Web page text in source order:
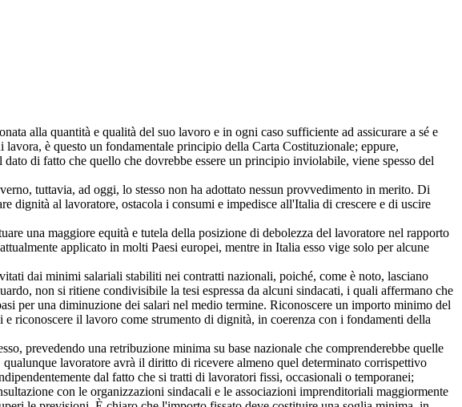
quantità e qualità del suo lavoro e in ogni caso sufficiente ad assicurare a sé e
è questo un fondamentale principio della Carta Costituzionale; eppure,
di fatto che quello che dovrebbe essere un principio inviolabile, viene spesso del
tuttavia, ad oggi, lo stesso non ha adottato nessun provvedimento in merito. Di
dignità al lavoratore, ostacola i consumi e impedisce all'Italia di crescere e di uscire
maggiore equità e tutela della posizione di debolezza del lavoratore nel rapporto
applicato in molti Paesi europei, mentre in Italia esso vige solo per alcune
dai minimi salariali stabiliti nei contratti nazionali, poiché, come è noto, lasciano
non si ritiene condivisibile la tesi espressa da alcuni sindacati, i quali affermano che
per una diminuzione dei salari nel medio termine. Riconoscere un importo minimo del
riconoscere il lavoro come strumento di dignità, in coerenza con i fondamenti della
una retribuzione minima su base nazionale che comprenderebbe quelle
lavoratore avrà il diritto di ricevere almeno quel determinato corrispettivo
dal fatto che si tratti di lavoratori fissi, occasionali o temporanei;
con le organizzazioni sindacali e le associazioni imprenditoriali maggiormente